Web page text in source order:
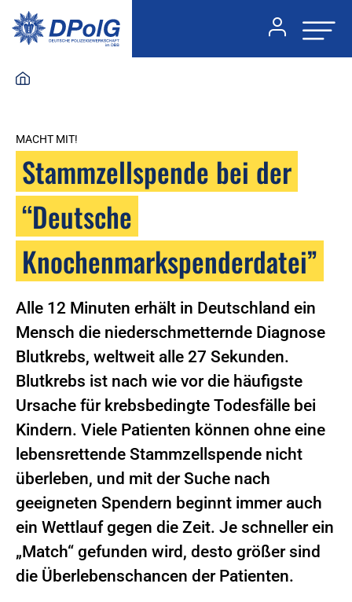
MACHT MIT!
Stammzellspende bei der
“Deutsche
Knochenmarkspenderdatei”
Alle 12 Minuten erhält in Deutschland ein
Mensch die niederschmetternde Diagnose
Blutkrebs, weltweit alle 27 Sekunden.
Blutkrebs ist nach wie vor die häufigste
Ursache für krebsbedingte Todesfälle bei
Kindern. Viele Patienten können ohne eine
lebensrettende Stammzellspende nicht
überleben, und mit der Suche nach
geeigneten Spendern beginnt immer auch
ein Wettlauf gegen die Zeit. Je schneller ein
„Match“ gefunden wird, desto größer sind
die Überlebenschancen der Patienten.